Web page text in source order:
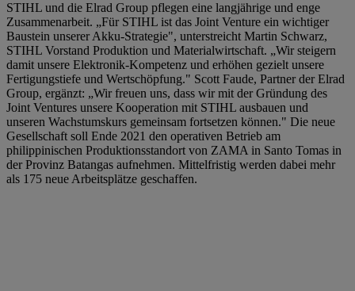
STIHL und die Elrad Group pflegen eine langjährige und enge
Zusammenarbeit. „Für STIHL ist das Joint Venture ein wichtiger
Baustein unserer Akku-Strategie", unterstreicht Martin Schwarz,
STIHL Vorstand Produktion und Materialwirtschaft. „Wir steigern
damit unsere Elektronik-Kompetenz und erhöhen gezielt unsere
Fertigungstiefe und Wertschöpfung." Scott Faude, Partner der Elrad
Group, ergänzt: „Wir freuen uns, dass wir mit der Gründung des
Joint Ventures unsere Kooperation mit STIHL ausbauen und
unseren Wachstumskurs gemeinsam fortsetzen können." Die neue
Gesellschaft soll Ende 2021 den operativen Betrieb am
philippinischen Produktionsstandort von ZAMA in Santo Tomas in
der Provinz Batangas aufnehmen. Mittelfristig werden dabei mehr
als 175 neue Arbeitsplätze geschaffen.